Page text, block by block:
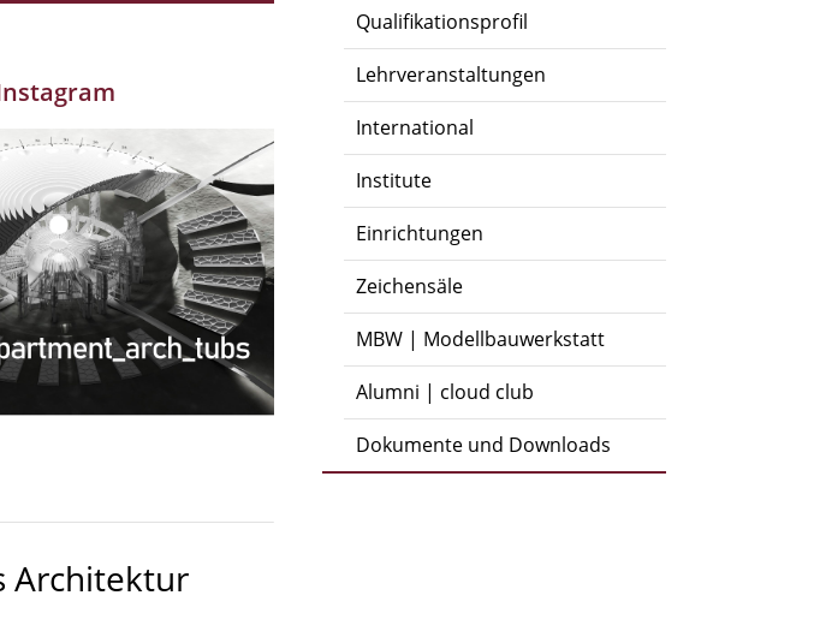
Qualifikationsprofil
Lehrveranstaltungen
International
Institute
Einrichtungen
Zeichensäle
MBW | Modellbauwerkstatt
Alumni | cloud club
Dokumente und Downloads
Architektur